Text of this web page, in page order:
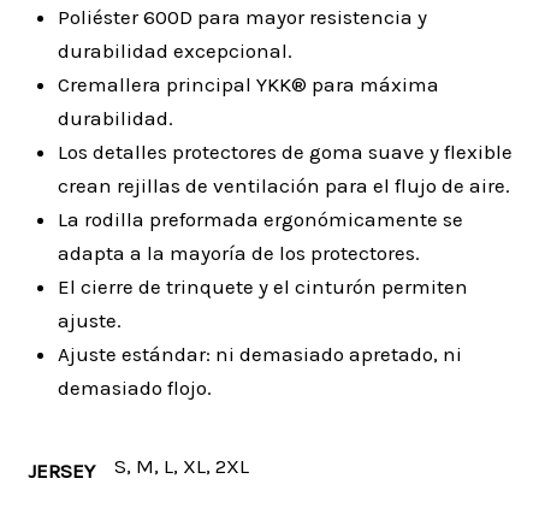
Poliéster 600D para mayor resistencia y
durabilidad excepcional.
Cremallera principal YKK® para máxima
durabilidad.
Los detalles protectores de goma suave y flexible
crean rejillas de ventilación para el flujo de aire.
La rodilla preformada ergonómicamente se
adapta a la mayoría de los protectores.
El cierre de trinquete y el cinturón permiten
ajuste.
Ajuste estándar: ni demasiado apretado, ni
demasiado flojo.
JERSEY S, M, L, XL, 2XL